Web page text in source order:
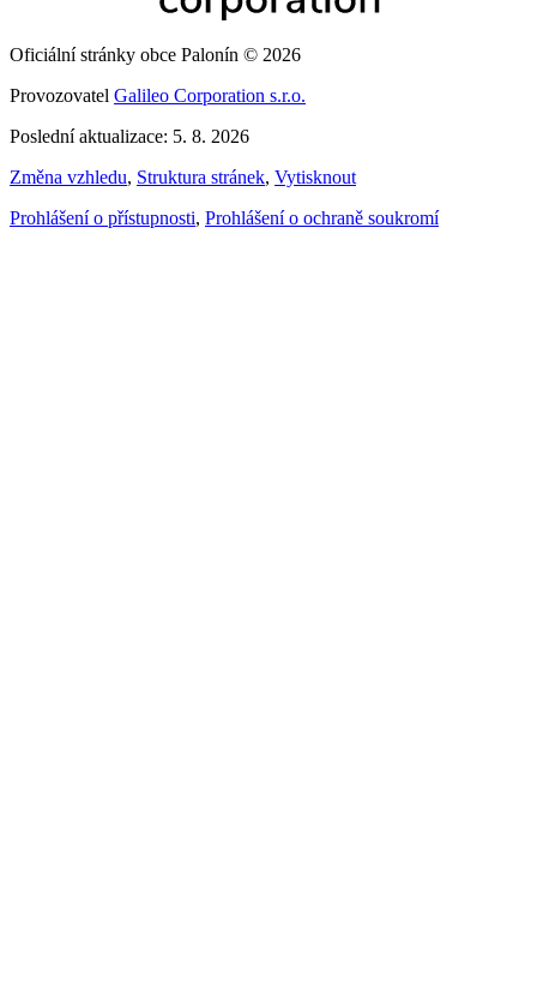
Oficiální stránky obce Palonín © 2026
Provozovatel Galileo Corporation s.r.o.
Poslední aktualizace: 5. 8. 2026
Změna vzhledu, Struktura stránek, Vytisknout
Prohlášení o přístupnosti, Prohlášení o ochraně soukromí